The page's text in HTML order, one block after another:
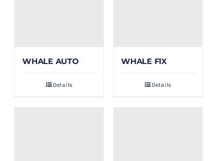
WHALE AUTO
Details
WHALE FIX
Details